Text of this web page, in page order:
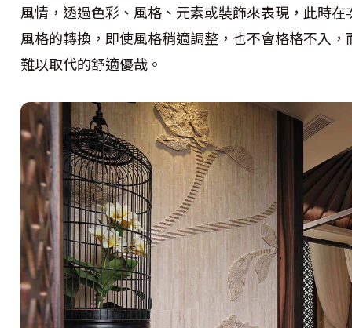
風情，透過色彩、風格、元素或裝飾來表現，此時
風格的轉換，即使風格稍適調整，也不會格格不入
難以取代的舒適優哉。